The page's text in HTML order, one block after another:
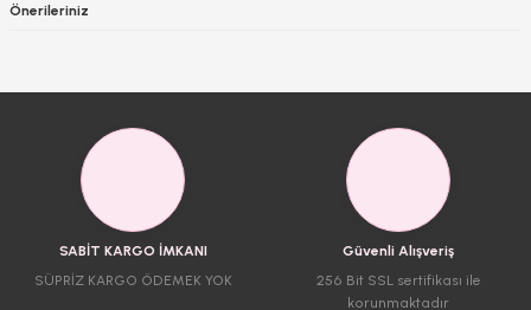
Önerileriniz
SABİT KARGO İMKANI
SÜPRİZ KARGO ÖDEMEK YOK
Güvenli Alışveriş
256 Bit SSL sertifikası ile
korunmaktadır